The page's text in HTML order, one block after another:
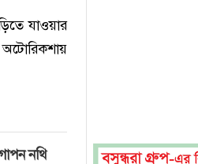
যাওয়ার
অটোরিকশায়
নথি